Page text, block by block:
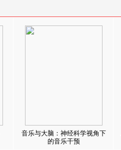
音乐与大脑：神经科学视角下
的音乐干预